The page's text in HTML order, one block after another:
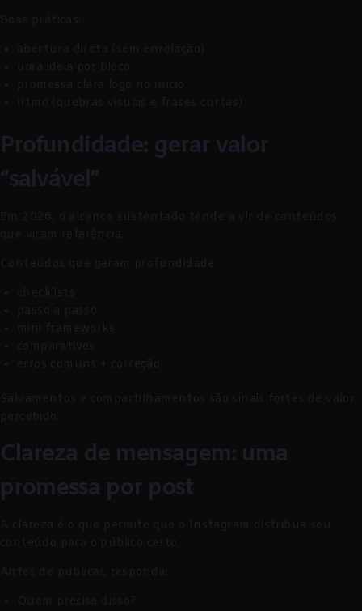
Boas práticas:
abertura direta (sem enrolação)
uma ideia por bloco
promessa clara logo no início
ritmo (quebras visuais e frases curtas)
Profundidade: gerar valor
“salvável”
Em 2026, o alcance sustentado tende a vir de conteúdos
que viram referência.
Conteúdos que geram profundidade:
checklists
passo a passo
mini frameworks
comparativos
erros comuns + correção
Salvamentos e compartilhamentos são sinais fortes de valor
percebido.
Clareza de mensagem: uma
promessa por post
A clareza é o que permite que o Instagram distribua seu
conteúdo para o público certo.
Antes de publicar, responda:
Quem precisa disso?